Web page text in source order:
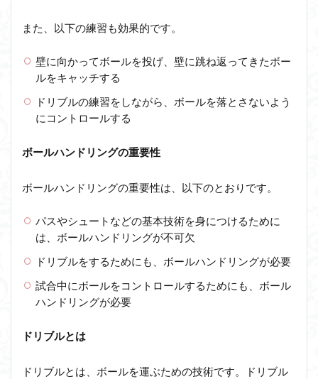
また、以下の練習も効果的です。
壁に向かってボールを投げ、壁に跳ね返ってきたボー
ルをキャッチする
ドリブルの練習をしながら、ボールを落とさないよう
にコントロールする
ボールハンドリングの重要性
ボールハンドリングの重要性は、以下のとおりです。
パスやシュートなどの基本技術を身につけるために
は、ボールハンドリングが不可欠
ドリブルをするためにも、ボールハンドリングが必要
試合中にボールをコントロールするためにも、ボール
ハンドリングが必要
ドリブルとは
ドリブルとは、ボールを運ぶための技術です。ドリブル